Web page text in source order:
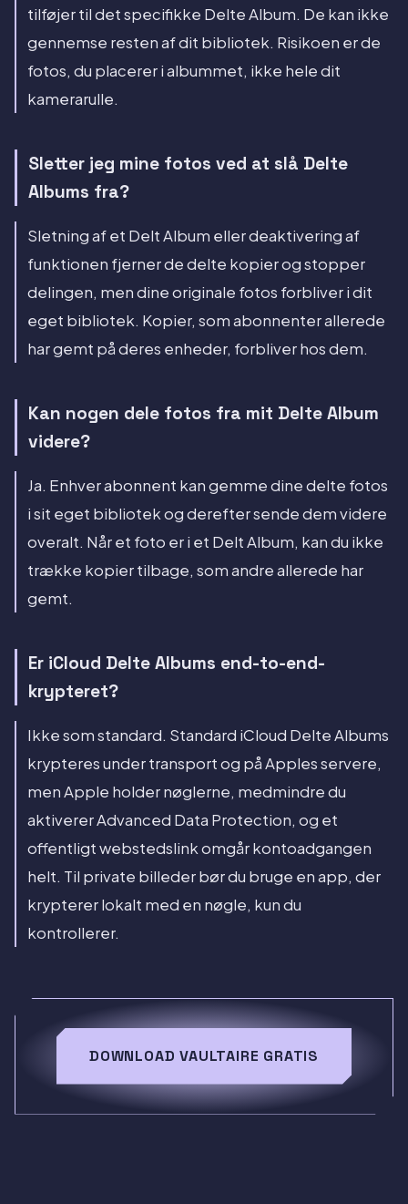
tilføjer til det specifikke Delte Album. De kan ikke
gennemse resten af dit bibliotek. Risikoen er de
fotos, du placerer i albummet, ikke hele dit
kamerarulle.
Sletter jeg mine fotos ved at slå Delte
Albums fra?
Sletning af et Delt Album eller deaktivering af
funktionen fjerner de delte kopier og stopper
delingen, men dine originale fotos forbliver i dit
eget bibliotek. Kopier, som abonnenter allerede
har gemt på deres enheder, forbliver hos dem.
Kan nogen dele fotos fra mit Delte Album
videre?
Ja. Enhver abonnent kan gemme dine delte fotos
i sit eget bibliotek og derefter sende dem videre
overalt. Når et foto er i et Delt Album, kan du ikke
trække kopier tilbage, som andre allerede har
gemt.
Er iCloud Delte Albums end-to-end-
krypteret?
Ikke som standard. Standard iCloud Delte Albums
krypteres under transport og på Apples servere,
men Apple holder nøglerne, medmindre du
aktiverer Advanced Data Protection, og et
offentligt webstedslink omgår kontoadgangen
helt. Til private billeder bør du bruge en app, der
krypterer lokalt med en nøgle, kun du
kontrollerer.
DOWNLOAD VAULTAIRE GRATIS